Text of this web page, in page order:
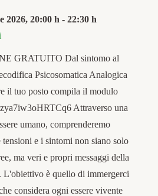
2026, 20:00 h - 22:30 h
GRATUITO Dal sintomo al
Psicosomatica Analogica
il tuo posto compila il modulo
Attraverso una
umano, comprenderemo
e i sintomi non siano solo
ma veri e propri messaggi della
L'obiettivo è quello di immergerci
considera ogni essere vivente